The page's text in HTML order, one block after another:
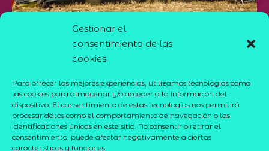
Gestionar el
consentimiento de las
cookies
Para ofrecer las mejores experiencias, utilizamos tecnologías como
las cookies para almacenar y/o acceder a la información del
dispositivo. El consentimiento de estas tecnologías nos permitirá
procesar datos como el comportamiento de navegación o las
identificaciones únicas en este sitio. No consentir o retirar el
consentimiento, puede afectar negativamente a ciertas
características y funciones.